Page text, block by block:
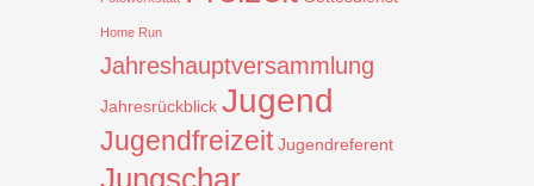
Home Run
Jahreshauptversammlung
Jahresrückblick Jugend
Jugendfreizeit Jugendreferent
Jungschar